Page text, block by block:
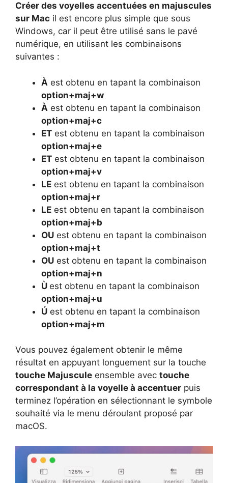
Créer des voyelles accentuées en majuscules
sur Mac il est encore plus simple que sous
Windows, car il peut être utilisé sans le pavé
numérique, en utilisant les combinaisons
suivantes :
À est obtenu en tapant la combinaison
option+maj+w
À est obtenu en tapant la combinaison
option+maj+c
ET est obtenu en tapant la combinaison
option+maj+e
ET est obtenu en tapant la combinaison
option+maj+v
LE est obtenu en tapant la combinaison
option+maj+r
LE est obtenu en tapant la combinaison
option+maj+b
OU est obtenu en tapant la combinaison
option+maj+t
OU est obtenu en tapant la combinaison
option+maj+n
Ù est obtenu en tapant la combinaison
option+maj+u
Ú est obtenu en tapant la combinaison
option+maj+m
Vous pouvez également obtenir le même
résultat en appuyant longuement sur la touche
touche Majuscule ensemble avec touche
correspondant à la voyelle à accentuer puis
terminez l’opération en sélectionnant le symbole
souhaité via le menu déroulant proposé par
macOS.